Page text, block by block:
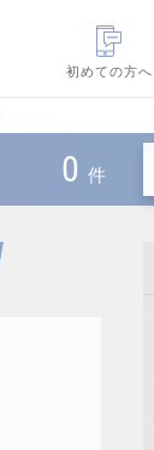
初めての方へ
0 件